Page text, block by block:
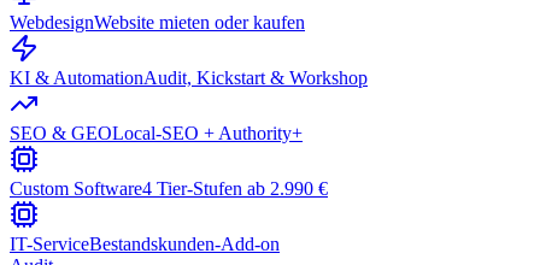
WebdesignWebsite mieten oder kaufen
KI & AutomationAudit, Kickstart & Workshop
SEO & GEOLocal-SEO + Authority+
Custom Software4 Tier-Stufen ab 2.990 €
IT-ServiceBestandskunden-Add-on